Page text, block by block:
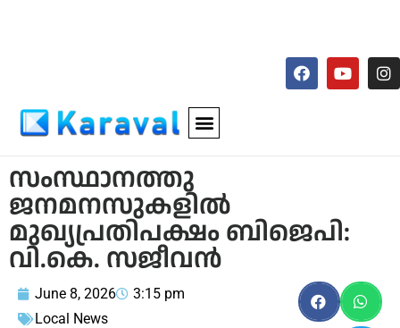
സംസ്ഥാനത്തു
ജനമനസുകളിൽ
മുഖ്യപ്രതിപക്ഷം ബിജെപി:
വി.കെ. സജീവൻ
June 8, 2026
3:15 pm
Local News